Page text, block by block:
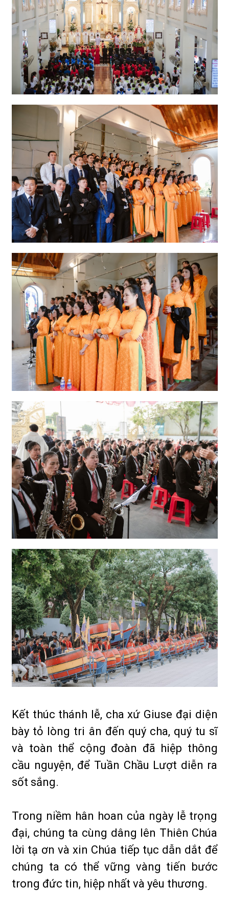
Kết thúc thánh lễ, cha xứ Giuse đại diện
bày tỏ lòng tri ân đến quý cha, quý tu sĩ
và toàn thể cộng đoàn đã hiệp thông
cầu nguyện, để Tuần Chầu Lượt diễn ra
sốt sắng.
Trong niềm hân hoan của ngày lễ trọng
đại, chúng ta cùng dâng lên Thiên Chúa
lời tạ ơn và xin Chúa tiếp tục dẫn dắt để
chúng ta có thể vững vàng tiến bước
trong đức tin, hiệp nhất và yêu thương.